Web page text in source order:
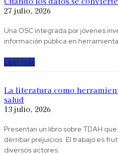
27 julio, 2026
Una OSC integrada por jóvenes
información pública en
Leer más
La literatura como
salud
13 julio, 2026
Presentan un libro sobre TDAH
derribar prejuicios. El trabajo es
diversos actores.